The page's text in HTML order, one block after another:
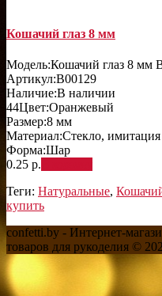
Кошачий глаз 8 мм
Модель:Кошачий глаз 8 мм
Артикул:B00129
Наличие:В наличии
44Цвет:Оранжевый
Размер:8 мм
Материал:Стекло, имитация
Форма:Шар
0.25 р.
Теги: Натуральные,
купить
confetti.by - Интернет-
товаров для рукоделия ©